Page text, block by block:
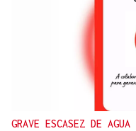
GUATEMALA Y
Trump prepara una
coordinar
Hispanoamérica
GRAVE ESCASEZ DE AGUA